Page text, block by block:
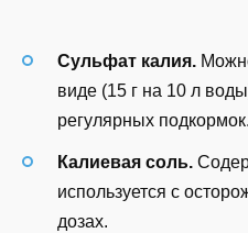
Сульфат калия.
виде (15 г на 10 л
регулярных подкормок.
Калиевая соль.
используется с
дозах.